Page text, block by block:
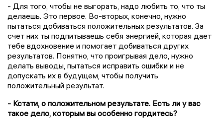
- Для того, чтобы не выгорать, надо любить то, что ты
делаешь. Это первое. Во-вторых, конечно, нужно
пытаться добиваться положительных результатов. За
счет них ты подпитываешь себя энергией, которая дает
тебе вдохновение и помогает добиваться других
результатов. Понятно, что проигрывая дело, нужно
делать выводы, пытаться исправить ошибки и не
допускать их в будущем, чтобы получить
положительный результат.
- Кстати, о положительном результате. Есть ли у вас
такое дело, которым вы особенно гордитесь?